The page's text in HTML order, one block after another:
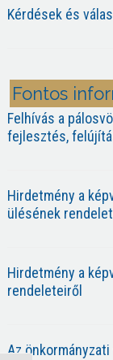
Kérdések és
Fontos
Felhívás a
fejlesztés,
Hirdetmény a
ülésének
Hirdetmény a
rendeleteiről
Az